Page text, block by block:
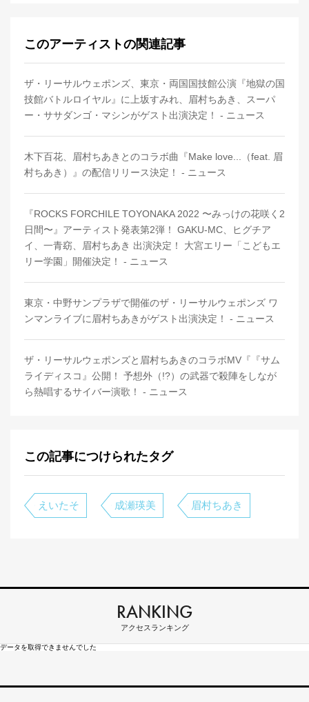
このアーティストの関連記事
ザ・リーサルウェポンズ、東京・両国国技館公演『地獄の国
技館バトルロイヤル』に上坂すみれ、眉村ちあき、スーパ
ー・ササダンゴ・マシンがゲスト出演決定！ - ニュース
木下百花、眉村ちあきとのコラボ曲『Make love...（feat. 眉
村ちあき）』の配信リリース決定！ - ニュース
『ROCKS FORCHILE TOYONAKA 2022 〜みっけの花咲く2
日間〜』アーティスト発表第2弾！ GAKU-MC、ヒグチア
イ、一青窈、眉村ちあき 出演決定！ 大宮エリー「こどもエ
リー学園」開催決定！ - ニュース
東京・中野サンプラザで開催のザ・リーサルウェポンズ ワ
ンマンライブに眉村ちあきがゲスト出演決定！ - ニュース
ザ・リーサルウェポンズと眉村ちあきのコラボMV『『サム
ライディスコ』公開！ 予想外（!?）の武器で殺陣をしなが
ら熱唱するサイバー演歌！ - ニュース
この記事につけられたタグ
えいたそ 成瀬瑛美 眉村ちあき
RANKING
アクセスランキング
データを取得できませんでした